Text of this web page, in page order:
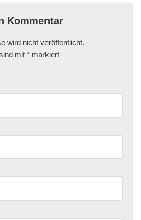
Kommentar
wird nicht veröffentlicht.
mit * markiert